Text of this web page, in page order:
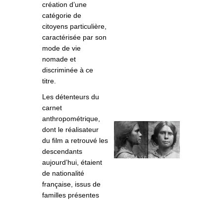
création d’une
catégorie de
citoyens particulière,
caractérisée par son
mode de vie
nomade et
discriminée à ce
titre.
Les détenteurs du
carnet
anthropométrique,
dont le réalisateur
du film a retrouvé les
descendants
aujourd’hui, étaient
de nationalité
française, issus de
familles présentes